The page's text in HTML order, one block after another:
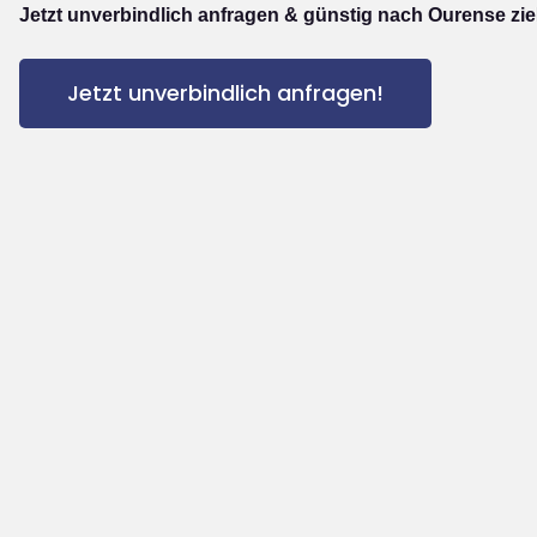
Jetzt unverbindlich anfragen & günstig nach Ourense
Jetzt unverbindlich anfragen!